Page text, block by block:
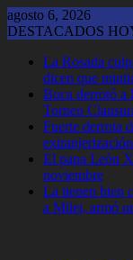
Saltar
al
agosto 6, 2026
DESTACADOS
La Rosada
dicen que
Boca derrotó a
Torneo
Fuerte derrota
El papa León
noviembre
La tienen bien
a Milei, armó